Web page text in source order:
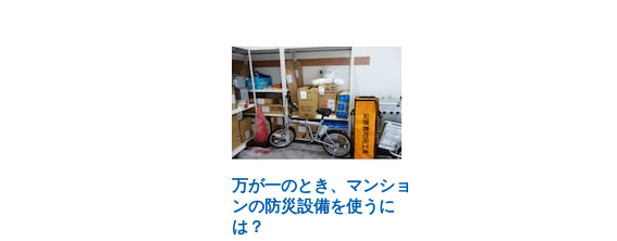
万が一のとき、マンショ
ンの防災設備を使うに
は？